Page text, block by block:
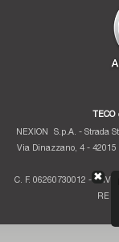
TECO
NEXION
S.p.A. - Strada
Via Dinazzano, 4 - 42015
C. F. 06260730012 - P.
RE
✖